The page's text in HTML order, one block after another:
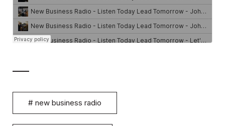
# new business radio